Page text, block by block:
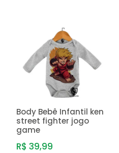
Body Bebê Infantil ken
street fighter jogo
game
R$ 39,99